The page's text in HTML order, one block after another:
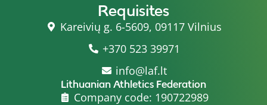
Requisites
Kareivių g. 6-5609, 09117 Vilnius
+370 523 39971
info@laf.lt
Lithuanian Athletics Federation
Company code: 190722989